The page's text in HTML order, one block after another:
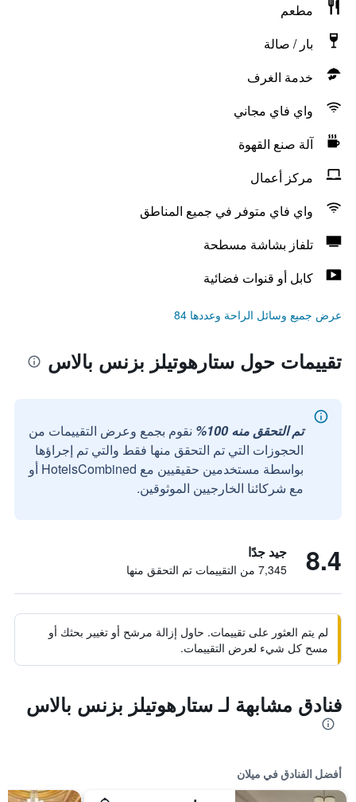
مطعم
بار / صالة
خدمة الغرف
واي فاي مجاني
آلة صنع القهوة
مركز أعمال
واي فاي متوفر في جميع المناطق
تلفاز بشاشة مسطحة
كابل أو قنوات فضائية
عرض جميع وسائل الراحة وعددها 84
تقييمات حول ستارهوتيلز بزنس بالاس
تم التحقق منه 100%
نقوم بجمع وعرض التقييمات من
الحجوزات التي تم التحقق منها فقط والتي تم إجراؤها
بواسطة مستخدمين حقيقيين مع HotelsCombined أو
مع شركائنا الخارجيين الموثوقين.
8.4 جيد جدًا
7,345 من التقييمات تم التحقق منها
لم يتم العثور على تقييمات. حاول إزالة مرشح أو تغيير بحثك أو
مسح كل شيء لعرض التقييمات.
فنادق مشابهة لـ ستارهوتيلز بزنس بالاس
أفضل الفنادق في ميلان